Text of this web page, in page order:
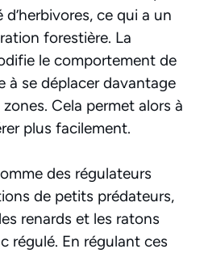
ce qui a un
forestière. La
le comportement de
à se déplacer davantage
Cela permet alors à
plus facilement.
des régulateurs
de petits prédateurs,
renards et les ratons
régulé. En régulant ces